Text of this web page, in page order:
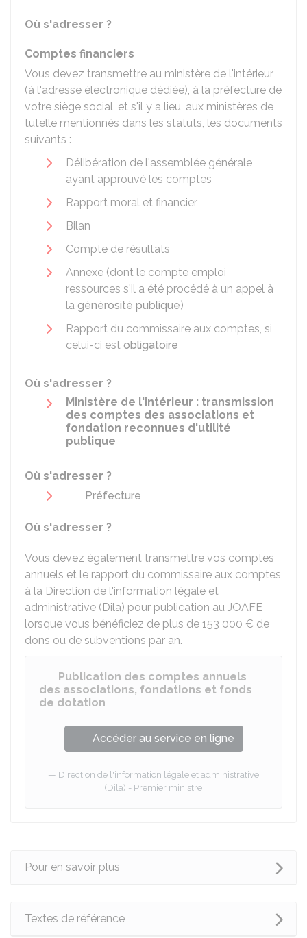
Où s'adresser ?
Comptes financiers
Vous devez transmettre au ministère de l'intérieur
(à l'adresse électronique dédiée), à la préfecture de
votre siège social, et s'il y a lieu, aux ministères de
tutelle mentionnés dans les statuts, les documents
suivants :
Délibération de l'assemblée générale
ayant approuvé les comptes
Rapport moral et financier
Bilan
Compte de résultats
Annexe (dont le compte emploi
ressources s'il a été procédé à un appel à
la générosité publique)
Rapport du commissaire aux comptes, si
celui-ci est obligatoire
Où s'adresser ?
Ministère de l'intérieur : transmission
des comptes des associations et
fondation reconnues d'utilité
publique
Où s'adresser ?
Préfecture
Où s'adresser ?
Vous devez également transmettre vos comptes
annuels et le rapport du commissaire aux comptes
à la Direction de l'information légale et
administrative (Dila) pour publication au JOAFE
lorsque vous bénéficiez de plus de 153 000 € de
dons ou de subventions par an.
Publication des comptes annuels
des associations, fondations et fonds
de dotation
Accéder au service en ligne
Direction de l'information légale et administrative
(Dila) - Premier ministre
Pour en savoir plus
Textes de référence